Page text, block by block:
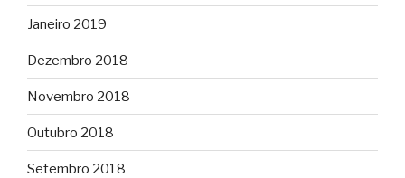
Janeiro 2019
Dezembro 2018
Novembro 2018
Outubro 2018
Setembro 2018